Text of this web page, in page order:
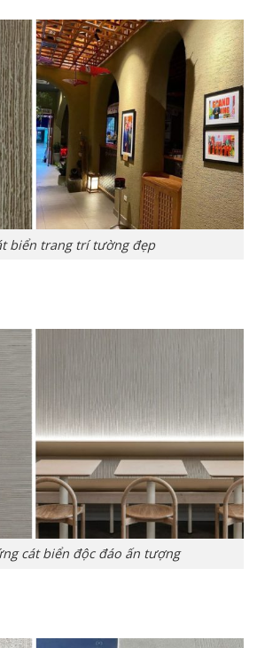
biển trang trí tường đẹp
cát biển độc đáo ấn tượng